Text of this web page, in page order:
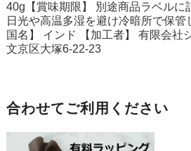
40g【賞味期限】 別途商品ラベルに
日光や高温多湿を避け冷暗所で保管
国名】 インド 【加工者】 有限会
文京区大塚6-22-23
合わせてご利用ください